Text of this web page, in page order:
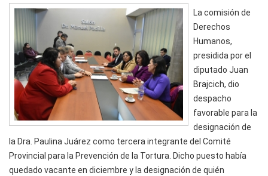
La comisión de
Derechos
Humanos,
presidida por el
diputado Juan
Brajcich, dio
despacho
favorable para la
designación de
la Dra. Paulina Juárez como tercera integrante del Comité
Provincial para la Prevención de la Tortura. Dicho puesto había
quedado vacante en diciembre y la designación de quién